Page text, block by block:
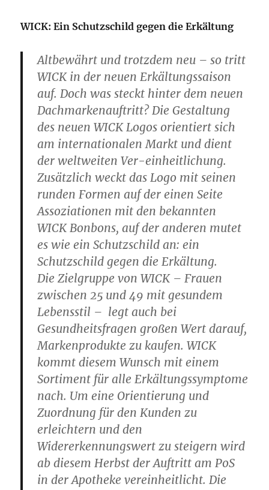
WICK: Ein Schutzschild gegen die Erkältung
Altbewährt und trotzdem neu – so tritt
WICK in der neuen Erkältungssaison
auf. Doch was steckt hinter dem neuen
Dachmarkenauftritt? Die Gestaltung
des neuen WICK Logos orientiert sich
am internationalen Markt und dient
der weltweiten Ver-einheitlichung.
Zusätzlich weckt das Logo mit seinen
runden Formen auf der einen Seite
Assoziationen mit den bekannten
WICK Bonbons, auf der anderen mutet
es wie ein Schutzschild an: ein
Schutzschild gegen die Erkältung.
Die Zielgruppe von WICK – Frauen
zwischen 25 und 49 mit gesundem
Lebensstil – legt auch bei
Gesundheitsfragen großen Wert darauf,
Markenprodukte zu kaufen. WICK
kommt diesem Wunsch mit einem
Sortiment für alle Erkältungssymptome
nach. Um eine Orientierung und
Zuordnung für den Kunden zu
erleichtern und den
Widererkennungswert zu steigern wird
ab diesem Herbst der Auftritt am PoS
in der Apotheke vereinheitlicht. Die